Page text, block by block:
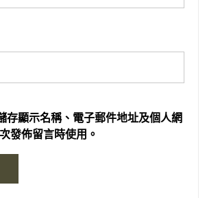
存顯示名稱、電子郵件地址及個人網
發佈留言時使用。